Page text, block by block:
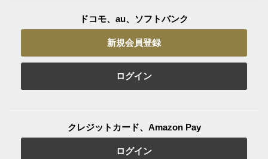
ドコモ、au、ソフトバンク
新規会員登録
ログイン
クレジットカード、Amazon Pay
ログイン